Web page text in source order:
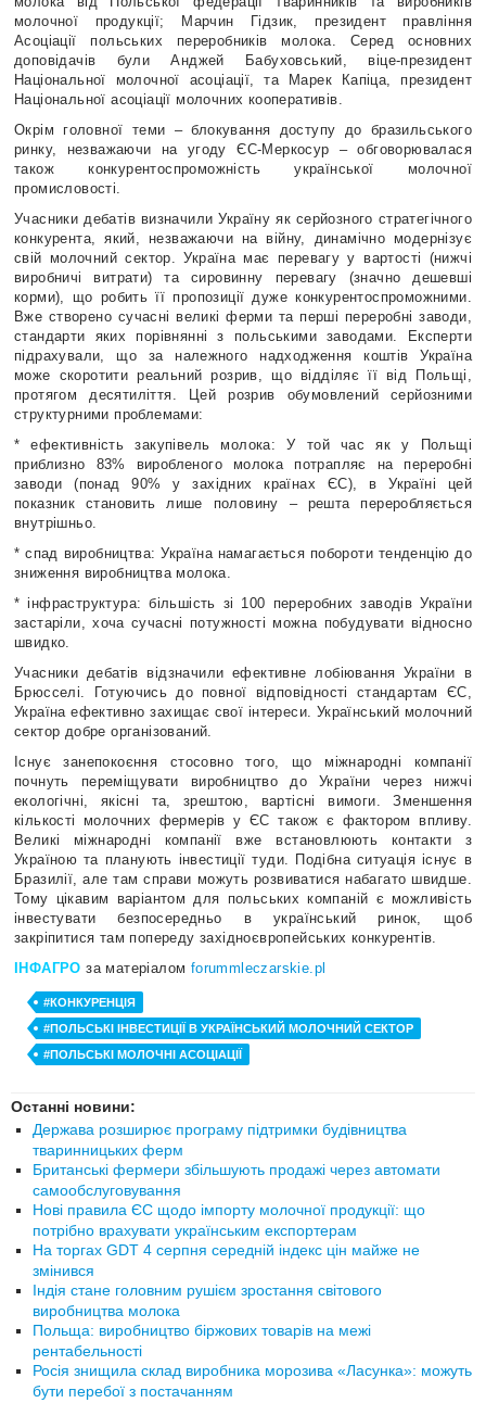
молочної продукції; Марчин Гідзик, президент правління
Асоціації польських переробників молока. Серед основних
доповідачів були Анджей Бабуховський, віце-президент
Національної молочної асоціації, та Марек Капіца, президент
Національної асоціації молочних кооперативів.
Окрім головної теми – блокування доступу до бразильського
ринку, незважаючи на угоду ЄС-Меркосур – обговорювалася
також конкурентоспроможність української молочної
промисловості.
Учасники дебатів визначили Україну як серйозного стратегічного
конкурента, який, незважаючи на війну, динамічно модернізує
свій молочний сектор. Україна має перевагу у вартості (нижчі
виробничі витрати) та сировинну перевагу (значно дешевші
корми), що робить її пропозиції дуже конкурентоспроможними.
Вже створено сучасні великі ферми та перші переробні заводи,
стандарти яких порівнянні з польськими заводами. Експерти
підрахували, що за належного надходження коштів Україна
може скоротити реальний розрив, що відділяє її від Польщі,
протягом десятиліття. Цей розрив обумовлений серйозними
структурними проблемами:
* ефективність закупівель молока: У той час як у Польщі
приблизно 83% виробленого молока потрапляє на переробні
заводи (понад 90% у західних країнах ЄС), в Україні цей
показник становить лише половину – решта переробляється
внутрішньо.
* спад виробництва: Україна намагається побороти тенденцію до
зниження виробництва молока.
* інфраструктура: більшість зі 100 переробних заводів України
застаріли, хоча сучасні потужності можна побудувати відносно
швидко.
Учасники дебатів відзначили ефективне лобіювання України в
Брюсселі. Готуючись до повної відповідності стандартам ЄС,
Україна ефективно захищає свої інтереси. Український молочний
сектор добре організований.
Існує занепокоєння стосовно того, що міжнародні компанії
почнуть переміщувати виробництво до України через нижчі
екологічні, якісні та, зрештою, вартісні вимоги. Зменшення
кількості молочних фермерів у ЄС також є фактором впливу.
Великі міжнародні компанії вже встановлюють контакти з
Україною та планують інвестиції туди. Подібна ситуація існує в
Бразилії, але там справи можуть розвиватися набагато швидше.
Тому цікавим варіантом для польських компаній є можливість
інвестувати безпосередньо в український ринок, щоб
закріпитися там попереду західноєвропейських конкурентів.
ІНФАГРО за матеріалом forummleczarskie.pl
#КОНКУРЕНЦІЯ
#ПОЛЬСЬКІ ІНВЕСТИЦІЇ В УКРАЇНСЬКИЙ МОЛОЧНИЙ СЕКТОР
#ПОЛЬСЬКІ МОЛОЧНІ АСОЦІАЦІЇ
Останні новини:
Держава розширює програму підтримки будівництва
тваринницьких ферм
Британські фермери збільшують продажі через автомати
самообслуговування
Нові правила ЄС щодо імпорту молочної продукції: що
потрібно врахувати українським експортерам
На торгах GDT 4 серпня середній індекс цін майже не
змінився
Індія стане головним рушієм зростання світового
виробництва молока
Польща: виробництво біржових товарів на межі
рентабельності
Росія знищила склад виробника морозива «Ласунка»: можуть
бути перебої з постачанням